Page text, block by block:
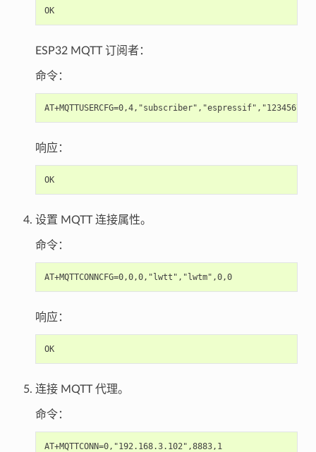
OK
ESP32 MQTT 订阅者：
命令：
响应：
OK
设置 MQTT 连接属性。
命令：
AT+MQTTCONNCFG=0,0,0,"lwtt","lwtm",0,0
响应：
OK
连接 MQTT 代理。
命令：
AT+MQTTCONN=0,"192.168.3.102",8883,1